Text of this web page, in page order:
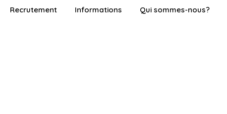
Recrutement Informations Qui sommes-nous?